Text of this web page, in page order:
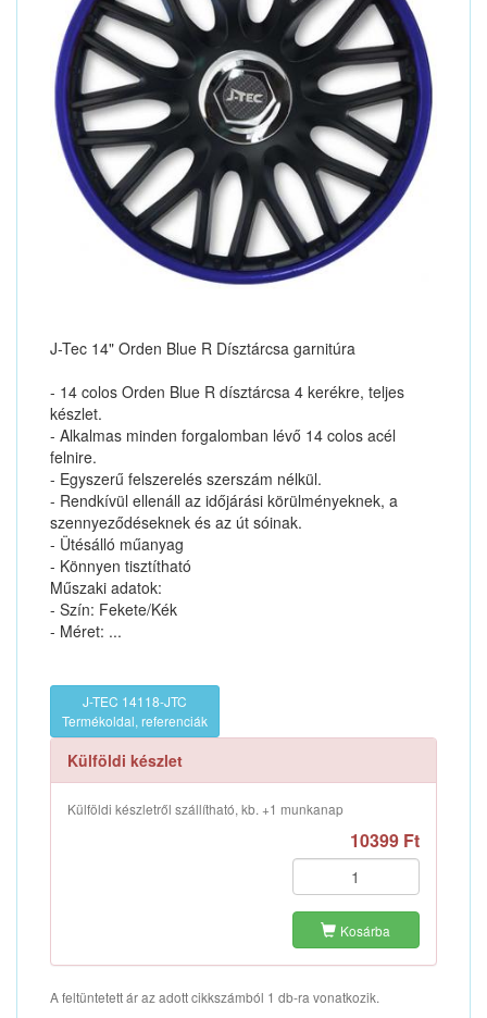
J-Tec 14" Orden Blue R Dísztárcsa garnitúra
- 14 colos Orden Blue R dísztárcsa 4 kerékre, teljes
készlet.
- Alkalmas minden forgalomban lévő 14 colos acél
felnire.
- Egyszerű felszerelés szerszám nélkül.
- Rendkívül ellenáll az időjárási körülményeknek, a
szennyeződéseknek és az út sóinak.
- Ütésálló műanyag
- Könnyen tisztítható
Műszaki adatok:
- Szín: Fekete/Kék
- Méret: ...
J-TEC 14118-JTC
Termékoldal, referenciák
Külföldi készlet
Külföldi készletről szállítható, kb. +1 munkanap
10399 Ft
Kosárba
A feltüntetett ár az adott cikkszámból 1 db-ra vonatkozik.